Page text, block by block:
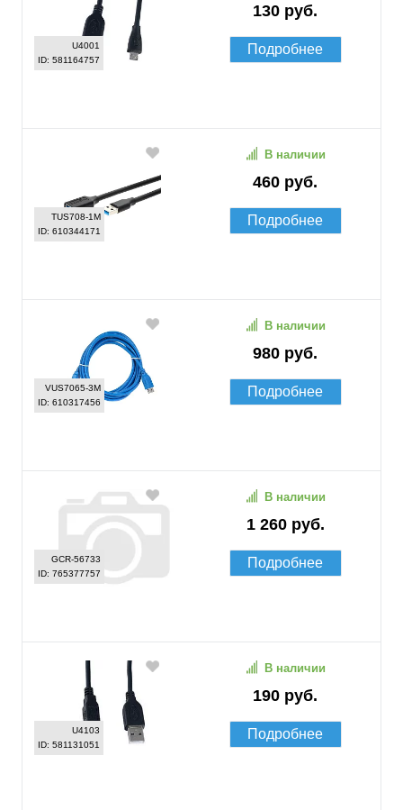
U4001
ID: 581164757
130 руб.
Подробнее
TUS708-1M
ID: 610344171
460 руб.
В наличии
Подробнее
VUS7065-3M
ID: 610317456
980 руб.
В наличии
Подробнее
GCR-56733
ID: 765377757
1 260 руб.
В наличии
Подробнее
U4103
ID: 581131051
190 руб.
В наличии
Подробнее